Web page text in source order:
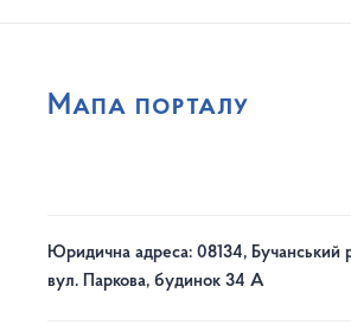
Мапа порталу
Юридична адреса: 08134, Бучанський
вул. Паркова, будинок 34 А